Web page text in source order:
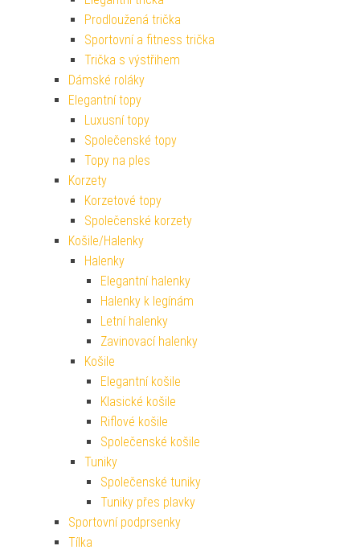
Prodloužená trička
Sportovní a fitness trička
Trička s výstřihem
Dámské roláky
Elegantní topy
Luxusní topy
Společenské topy
Topy na ples
Korzety
Korzetové topy
Společenské korzety
Košile/Halenky
Halenky
Elegantní halenky
Halenky k legínám
Letní halenky
Zavinovací halenky
Košile
Elegantní košile
Klasické košile
Riflové košile
Společenské košile
Tuniky
Společenské tuniky
Tuniky přes plavky
Sportovní podprsenky
Tílka